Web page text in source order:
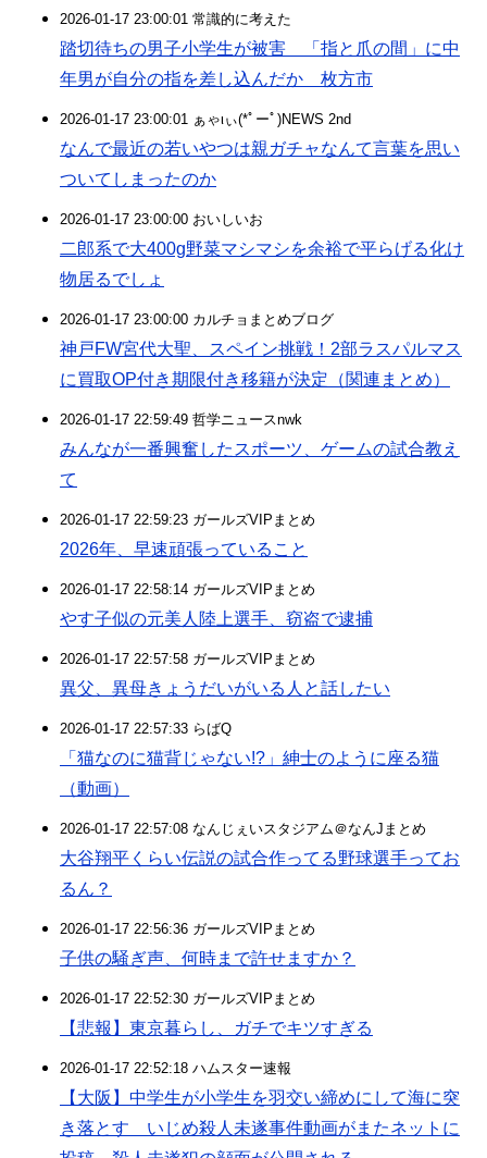
2026-01-17 23:00:01 常識的に考えた
踏切待ちの男子小学生が被害 「指と爪の間」に中
年男が自分の指を差し込んだか 枚方市
2026-01-17 23:00:01 ぁゃιぃ(*ﾟーﾟ)NEWS 2nd
なんで最近の若いやつは親ガチャなんて言葉を思い
ついてしまったのか
2026-01-17 23:00:00 おいしいお
二郎系で大400g野菜マシマシを余裕で平らげる化け
物居るでしょ
2026-01-17 23:00:00 カルチョまとめブログ
神戸FW宮代大聖、スペイン挑戦！2部ラスパルマス
に買取OP付き期限付き移籍が決定（関連まとめ）
2026-01-17 22:59:49 哲学ニュースnwk
みんなが一番興奮したスポーツ、ゲームの試合教え
て
2026-01-17 22:59:23 ガールズVIPまとめ
2026年、早速頑張っていること
2026-01-17 22:58:14 ガールズVIPまとめ
やす子似の元美人陸上選手、窃盗で逮捕
2026-01-17 22:57:58 ガールズVIPまとめ
異父、異母きょうだいがいる人と話したい
2026-01-17 22:57:33 らばQ
「猫なのに猫背じゃない!?」紳士のように座る猫
（動画）
2026-01-17 22:57:08 なんじぇいスタジアム＠なんJまとめ
大谷翔平くらい伝説の試合作ってる野球選手ってお
るん？
2026-01-17 22:56:36 ガールズVIPまとめ
子供の騒ぎ声、何時まで許せますか？
2026-01-17 22:52:30 ガールズVIPまとめ
【悲報】東京暮らし、ガチでキツすぎる
2026-01-17 22:52:18 ハムスター速報
【大阪】中学生が小学生を羽交い締めにして海に突
き落とす いじめ殺人未遂事件動画がまたネットに